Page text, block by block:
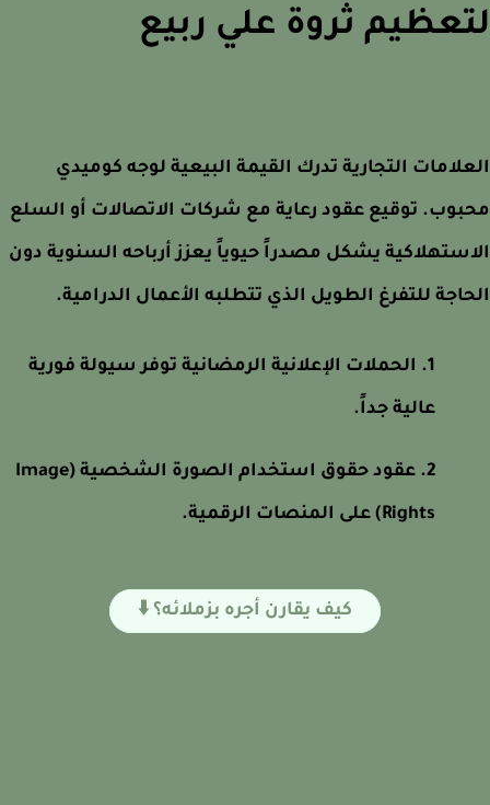
ثروة علي ربيع
التجارية تدرك القيمة البيعية لوجه كوميدي
توقيع عقود رعاية مع شركات الاتصالات أو السلع
يشكل مصدراً حيوياً يعزز أرباحه السنوية دون
للتفرغ الطويل الذي تتطلبه الأعمال الدرامية.
الحملات الإعلانية الرمضانية توفر سيولة فورية
عالية جداً.
عقود حقوق استخدام الصورة الشخصية (Image
Rights) على المنصات الرقمية.
كيف يقارن أجره بزملائه؟ ⬇️